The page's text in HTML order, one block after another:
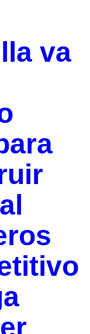
va